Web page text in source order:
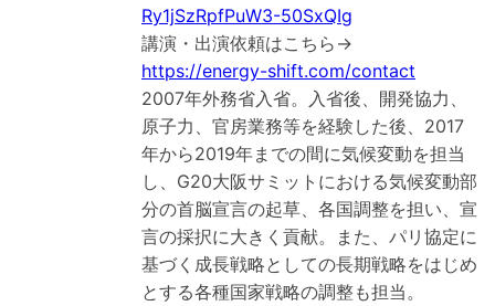
Ry1jSzRpfPuW3-50SxQIg
講演・出演依頼はこちら→
https://energy-shift.com/contact
2007年外務省入省。入省後、開発協力、
原子力、官房業務等を経験した後、2017
年から2019年までの間に気候変動を担当
し、G20大阪サミットにおける気候変動部
分の首脳宣言の起草、各国調整を担い、宣
言の採択に大きく貢献。また、パリ協定に
基づく成長戦略としての長期戦略をはじめ
とする各種国家戦略の調整も担当。